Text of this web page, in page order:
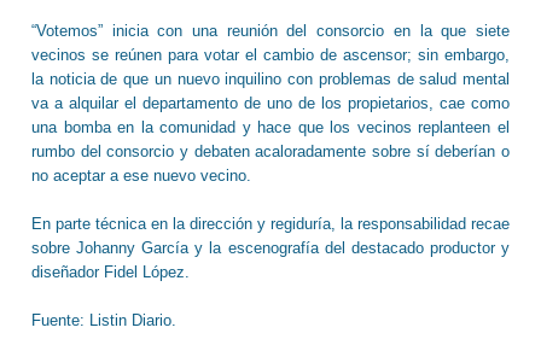
“Votemos” inicia con una reunión del consorcio en la que siete
vecinos se reúnen para votar el cambio de ascensor; sin embargo,
la noticia de que un nuevo inquilino con problemas de salud mental
va a alquilar el departamento de uno de los propietarios, cae como
una bomba en la comunidad y hace que los vecinos replanteen el
rumbo del consorcio y debaten acaloradamente sobre sí deberían o
no aceptar a ese nuevo vecino.
En parte técnica en la dirección y regiduría, la responsabilidad recae
sobre Johanny García y la escenografía del destacado productor y
diseñador Fidel López.
Fuente: Listin Diario.